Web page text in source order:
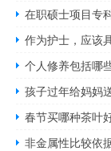
在职硕士项目专
作为护士，应该
个人修养包括哪
孩子过年给妈妈
春节买哪种茶叶
非金属性比较依